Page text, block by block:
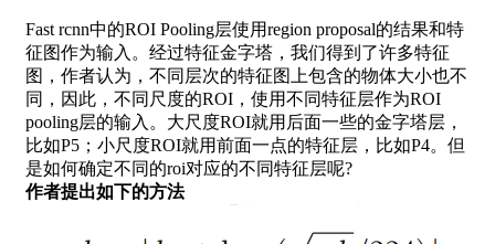
Fast rcnn中的ROI Pooling层使用region proposal的结果和特
征图作为输入。经过特征金字塔，我们得到了许多特征
图，作者认为，不同层次的特征图上包含的物体大小也不
同，因此，不同尺度的ROI，使用不同特征层作为ROI
pooling层的输入。大尺度ROI就用后面一些的金字塔层，
比如P5；小尺度ROI就用前面一点的特征层，比如P4。但
是如何确定不同的roi对应的不同特征层呢?
作者提出如下的方法